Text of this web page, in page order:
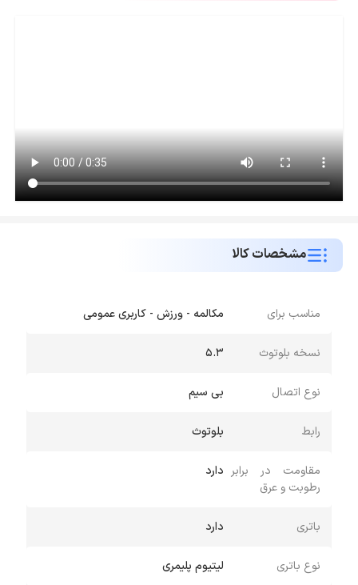
مشخصات کالا
مناسب برای مکالمه - ورزش - کاربری عمومی
نسخه بلوتوث 5.3
نوع اتصال بی سیم
رابط بلوتوث
مقاومت در برابر
رطوبت و عرق
دارد
باتری دارد
نوع باتری لیتیوم پلیمری